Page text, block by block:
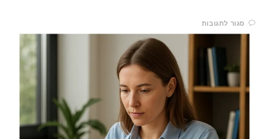
סגור לתגובות